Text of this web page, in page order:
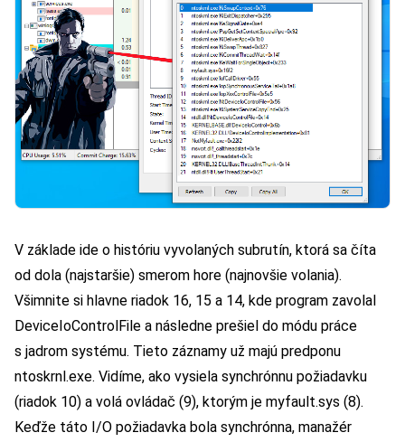
V základe ide o históriu vyvolaných subrutín, ktorá sa číta
od dola (najstaršie) smerom hore (najnovšie volania).
Všimnite si hlavne riadok 16, 15 a 14, kde program zavolal
DeviceIoControlFile a následne prešiel do módu práce
s jadrom systému. Tieto záznamy už majú predponu
ntoskrnl.exe. Vidíme, ako vysiela synchrónnu požiadavku
(riadok 10) a volá ovládač (9), ktorým je myfault.sys (8).
Keďže táto I/O požiadavka bola synchrónna, manažér